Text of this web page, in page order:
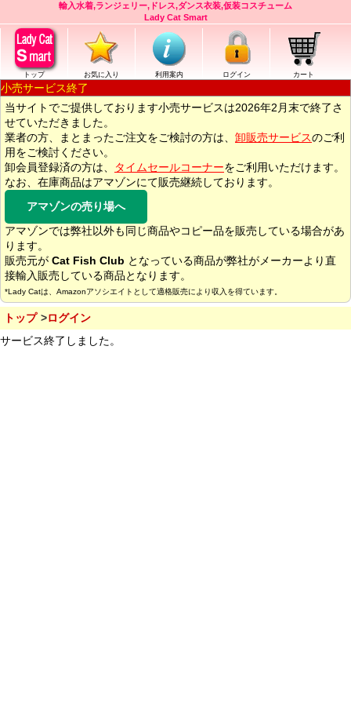
輸入水着,ランジェリー,ドレス,ダンス衣装,仮装コスチューム
Lady Cat Smart
トップ お気に入り 利用案内 ログイン カート
小売サービス終了
当サイトでご提供しております小売サービスは2026年2月末で終了さ
せていただきました。
業者の方、まとまったご注文をご検討の方は、 卸販売サービスのご利
用をご検討ください。
卸会員登録済の方は、
タイムセールコーナーをご利用いただけます。
なお、在庫商品はアマゾンにて販売継続しております。
アマゾンの売り場へ
アマゾンでは弊社以外も同じ商品やコピー品を販売している場合があ
ります。
販売元が Cat Fish Club となっている商品が弊社がメーカーより直
接輸入販売している商品となります。
*Lady Catは、Amazonアソシエイトとして適格販売により収入を得ています。
トップ
ログイン
サービス終了しました。